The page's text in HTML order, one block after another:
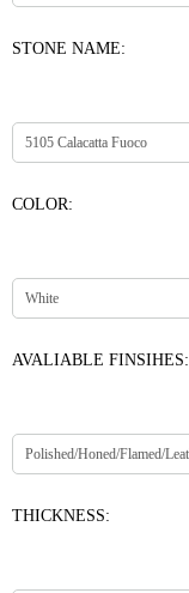
STONE NAME:
COLOR:
AVALIABLE FINSIHES:
THICKNESS: